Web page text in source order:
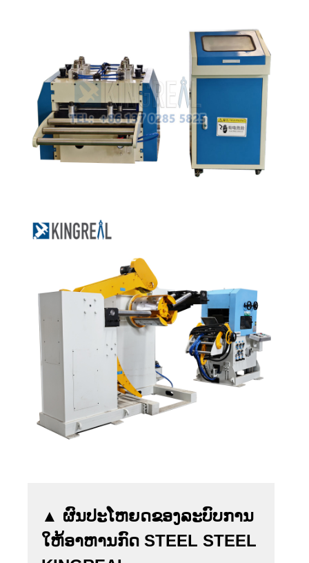
▲ ຜົນປະໂຫຍດຂອງລະບົບການ
ໃຫ້ອາຫານກົດ STEEL STEEL